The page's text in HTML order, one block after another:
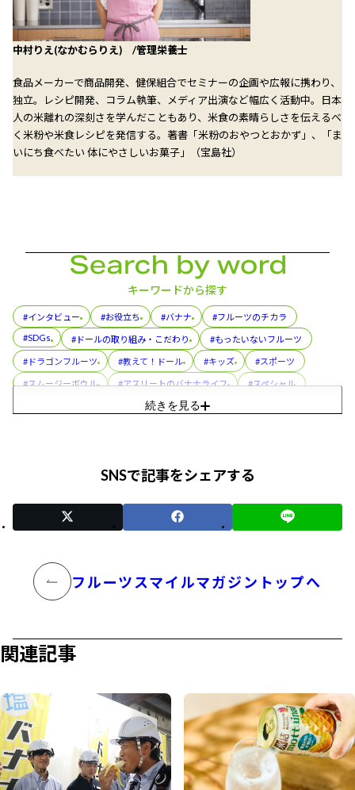
中村りえ(なかむらりえ) /管理栄養士
食品メーカーで商品開発、健保組合でセミナーの企画や広報に携わり、
独立。レシピ開発、コラム執筆、メディア出演など幅広く活動中。日本
人の米離れの深刻さを学んだこともあり、米食の素晴らしさを伝えるべ
く米粉や米食レシピを発信する。著書「米粉のおやつとおかず」、「ま
いにち食べたい 体にやさしいお菓子」（宝島社）
キーワードから探す
#インタビュー #お役立ち #バナナ
#フルーツのチカラ
#SDGs
#ドールの取り組み・こだわり #もったいないフルーツ
#ドラゴンフルーツ #教えて！ドール #キッズ #スポーツ
#スムージーボウル #アスリートのバナナライフ #スペシャル
#レシピ #パイナップル
#おやこでつくろう！スマイルおやつ #ディッパーズ
続きを見る
SNSで記事をシェアする
フルーツスマイルマガジントップへ
関連記事